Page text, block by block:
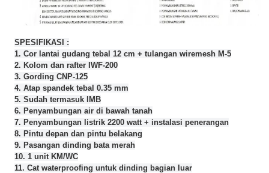
SPESIFIKASI :
1. Cor lantai gudang tebal 12 cm + tulangan wiremesh M-5
2. Kolom dan rafter IWF-200
3. Gording CNP-125
4. Atap spandek tebal 0.35 mm
5. Sudah termasuk IMB
6. Penyambungan air di bawah tanah
7. Penyambungan listrik 2200 watt + instalasi penerangan
8. Pintu depan dan pintu belakang
9. Pasangan dinding bata merah
10. 1 unit KM/WC
11. Cat waterproofing untuk dinding bagian luar